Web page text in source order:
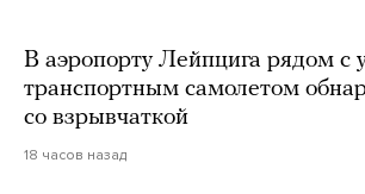
В аэропорту Лейпцига рядом с
транспортным самолетом
со взрывчаткой
18 часов назад